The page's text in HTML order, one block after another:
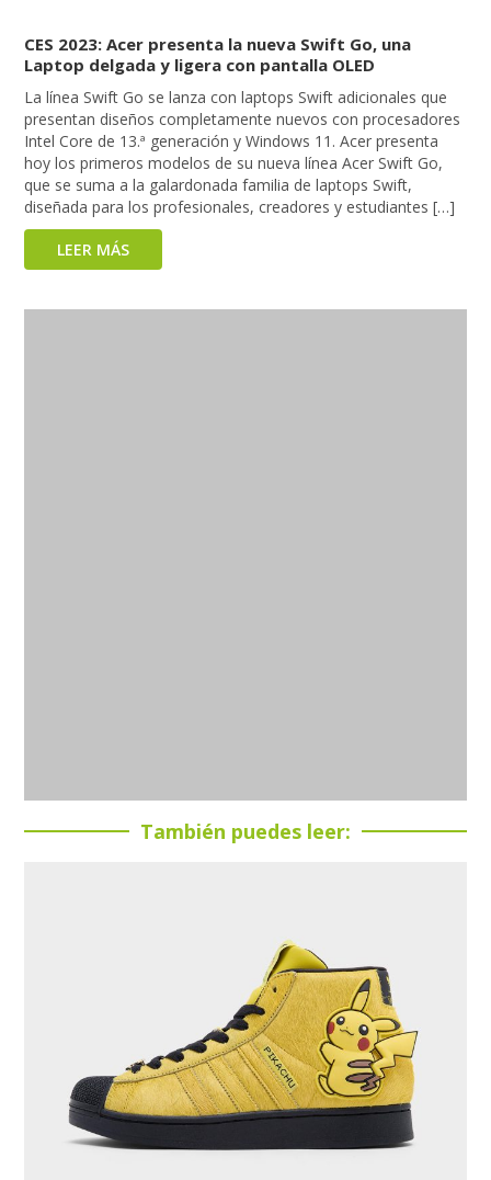
CES 2023: Acer presenta la nueva Swift Go, una
Laptop delgada y ligera con pantalla OLED
La línea Swift Go se lanza con laptops Swift adicionales que
presentan diseños completamente nuevos con procesadores
Intel Core de 13.ª generación y Windows 11. Acer presenta
hoy los primeros modelos de su nueva línea Acer Swift Go,
que se suma a la galardonada familia de laptops Swift,
diseñada para los profesionales, creadores y estudiantes […]
LEER MÁS
También puedes leer: